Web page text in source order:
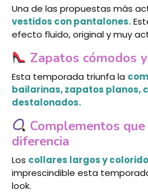
Una de las propuestas más
vestidos con pantalones.
efecto fluido, original y muy
Zapatos cómodos
Esta temporada triunfa la
bailarinas, zapatos planos,
destalonados.
Complementos
diferencia
Los collares largos y
imprescindible esta
look.